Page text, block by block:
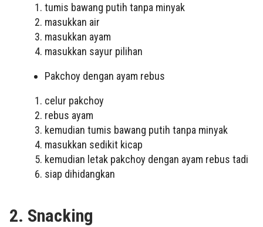
tumis bawang putih tanpa minyak
masukkan air
masukkan ayam
masukkan sayur pilihan
Pakchoy dengan ayam rebus
celur pakchoy
rebus ayam
kemudian tumis bawang putih tanpa minyak
masukkan sedikit kicap
kemudian letak pakchoy dengan ayam rebus tadi
siap dihidangkan
2. Snacking